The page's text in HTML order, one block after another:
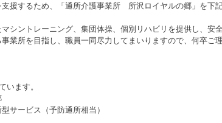
援するため、「通所介護事業所 所沢ロイヤルの郷」を下
シントレーニング、集団体操、個別リハビリを提供し、安
業所を目指し、職員一同尽力してまいりますので、何卒ご
います。
サービス（予防通所相当）